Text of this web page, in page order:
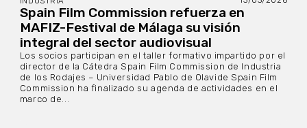
Spain Film Commission refuerza en
MAFIZ-Festival de Málaga su visión
integral del sector audiovisual
Los socios participan en el taller formativo impartido por el
director de la Cátedra Spain Film Commission de Industria
de los Rodajes – Universidad Pablo de Olavide Spain Film
Commission ha finalizado su agenda de actividades en el
marco de...